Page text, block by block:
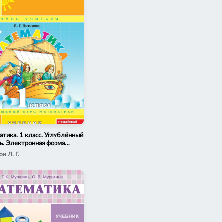
1 класс. Углублённый
Электронная форма
В 3 ч. Часть 2
Л. Г.